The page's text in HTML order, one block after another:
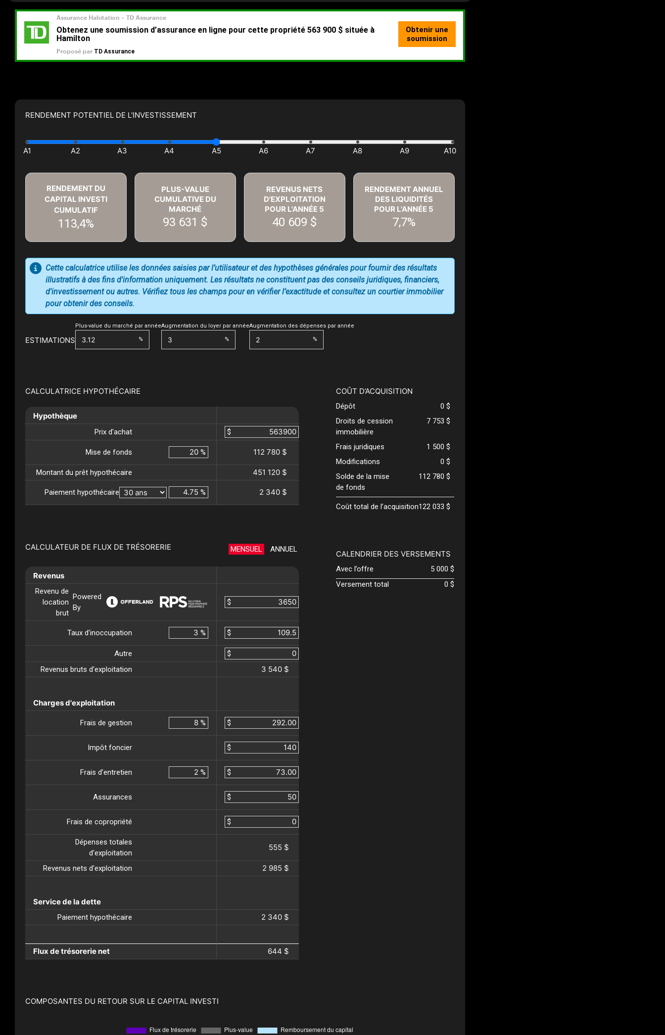
RENDEMENT POTENTIEL DE L'INVESTISSEMENT
RENDEMENT DU
CAPITAL INVESTI
CUMULATIF
113,4%
PLUS-VALUE
CUMULATIVE DU
MARCHÉ
93 631 $
REVENUS NETS
D'EXPLOITATION
POUR L'ANNÉE 5
40 609 $
RENDEMENT ANNUEL
DES LIQUIDITÉS
POUR L'ANNÉE 5
7,7%
ESTIMATIONS
Plus-value du marché par année
%
Augmentation du loyer par année
%
Augmentation des dépenses par année
%
Cette calculatrice utilise les données saisies par l’utilisateur et des hypothèses générales pour fournir des résultats
illustratifs à des fins d'information uniquement. Les résultats ne constituent pas des conseils juridiques, financiers,
d'investissement ou autres. Vérifiez tous les champs pour en vérifier l’exactitude et consultez un courtier immobilier
pour obtenir des conseils.
CALCULATRICE HYPOTHÉCAIRE
Hypothèque
Prix d'achat $
Mise de fonds % 112 780 $
Montant du prêt hypothécaire 451 120 $
Paiement hypothécaire % 2 340 $
CALCULATEUR DE FLUX DE TRÉSORERIE MENSUEL ANNUEL
Revenus
Revenu de
location
brut
Powered
By
$
Taux d'inoccupation % $
Autre
$
Revenus bruts d'exploitation
3 540 $
Charges d'exploitation
Frais de gestion % $
Impôt foncier $
Frais d’entretien % $
Assurances $
Frais de copropriété $
Dépenses totales
d'exploitation
555 $
Revenus nets d'exploitation 2 985 $
Service de la dette
Paiement hypothécaire 2 340 $
Flux de trésorerie net 644 $
COÛT D’ACQUISITION
Dépôt
0 $
Droits de cession
immobilière
7 753 $
Frais juridiques
1 500 $
Modifications
0 $
Solde de la mise
de fonds
112 780 $
Coût total de l’acquisition122 033 $
CALENDRIER DES VERSEMENTS
Avec l’offre
5 000 $
Versement total
0 $
COMPOSANTES DU RETOUR SUR LE CAPITAL INVESTI